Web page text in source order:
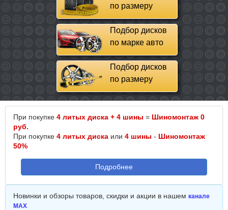
по размеру
Подбор дисков
по марке авто
Подбор дисков
по размеру
При покупке 4 литых диска + 4 шины = Шиномонтаж 0
руб.
При покупке 4 литых диска или 4 шины - Шиномонтаж
50%
Подробнее
Новинки и обзоры товаров, скидки и акции в нашем канале
MAX